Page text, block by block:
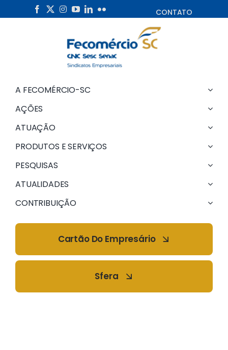
to
CONTATO
A FECOMÉRCIO-SC
AÇÕES
ATUAÇÃO
PRODUTOS E SERVIÇOS
PESQUISAS
ATUALIDADES
CONTRIBUIÇÃO
Cartão Do Empresário
Sfera